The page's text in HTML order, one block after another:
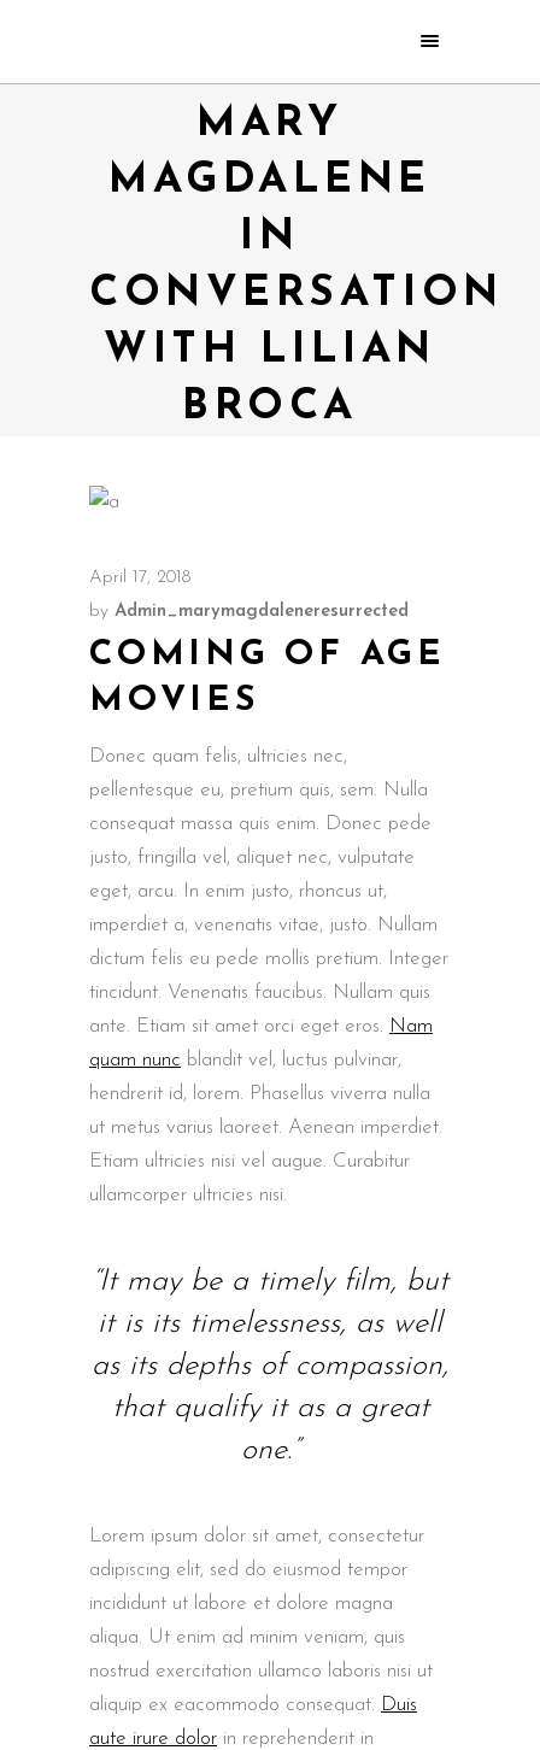
MARY
MAGDALENE
IN
CONVERSATION
WITH LILIAN
BROCA
April 17, 2018
by Admin_marymagdaleneresurrected
COMING OF AGE
MOVIES
Donec quam felis, ultricies nec,
pellentesque eu, pretium quis, sem. Nulla
consequat massa quis enim. Donec pede
justo, fringilla vel, aliquet nec, vulputate
eget, arcu. In enim justo, rhoncus ut,
imperdiet a, venenatis vitae, justo. Nullam
dictum felis eu pede mollis pretium. Integer
tincidunt. Venenatis faucibus. Nullam quis
ante. Etiam sit amet orci eget eros. Nam
quam nunc blandit vel, luctus pulvinar,
hendrerit id, lorem. Phasellus viverra nulla
ut metus varius laoreet. Aenean imperdiet.
Etiam ultricies nisi vel augue. Curabitur
ullamcorper ultricies nisi.
“It may be a timely film, but
it is its timelessness, as well
as its depths of compassion,
that qualify it as a great
one.”
Lorem ipsum dolor sit amet, consectetur
adipiscing elit, sed do eiusmod tempor
incididunt ut labore et dolore magna
aliqua. Ut enim ad minim veniam, quis
nostrud exercitation ullamco laboris nisi ut
aliquip ex eacommodo consequat. Duis
aute irure dolor in reprehenderit in